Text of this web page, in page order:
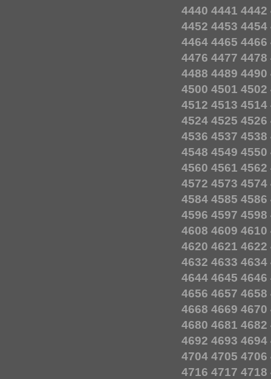
4440 4441 4442
4452 4453 4454
4464 4465 4466
4476 4477 4478
4488 4489 4490
4500 4501 4502
4512 4513 4514
4524 4525 4526
4536 4537 4538
4548 4549 4550
4560 4561 4562
4572 4573 4574
4584 4585 4586
4596 4597 4598
4608 4609 4610
4620 4621 4622
4632 4633 4634
4644 4645 4646
4656 4657 4658
4668 4669 4670
4680 4681 4682
4692 4693 4694
4704 4705 4706
4716 4717 4718